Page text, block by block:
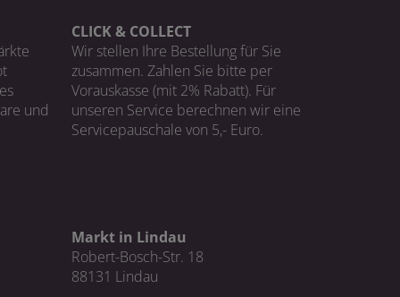
und
CLICK & COLLECT
Wir stellen Ihre Bestellung für Sie
zusammen. Zahlen Sie bitte per
Vorauskasse (mit 2% Rabatt). Für
unseren Service berechnen wir eine
Servicepauschale von 5,- Euro.
Markt in Lindau
Robert-Bosch-Str. 18
88131 Lindau